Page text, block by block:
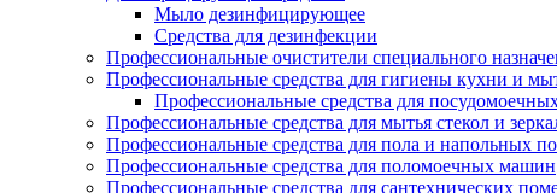
Мыло дезинфицирующее
Средства для дезинфекции
Профессиональные очистители специального
Профессиональные средства для гигиены кухни и
Профессиональные средства для
Профессиональные средства для мытья стекол и
Профессиональные средства для пола и напольных
Профессиональные средства для поломоечных машин
Профессиональные средства для сантехнических